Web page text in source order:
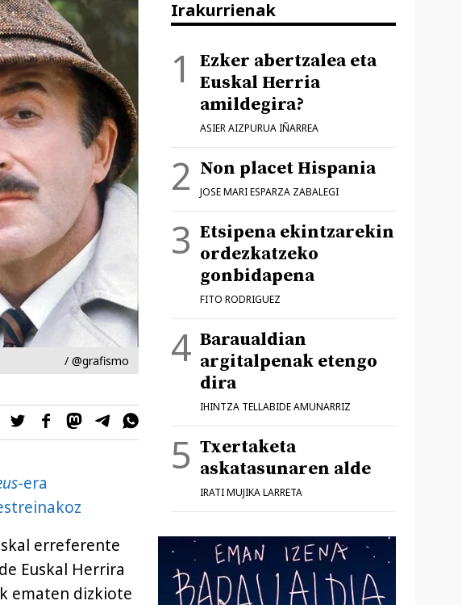
/ @grafismo
-era
erreferente
Euskal Herrira
ematen dizkiote
Irakurrienak
Ezker abertzalea eta
Euskal Herria
amildegira?
ASIER AIZPURUA IÑARREA
Non placet Hispania
JOSE MARI ESPARZA ZABALEGI
Etsipena ekintzarekin
ordezkatzeko
gonbidapena
FITO RODRIGUEZ
Baraualdian
argitalpenak etengo
dira
IHINTZA TELLABIDE AMUNARRIZ
Txertaketa
askatasunaren alde
IRATI MUJIKA LARRETA